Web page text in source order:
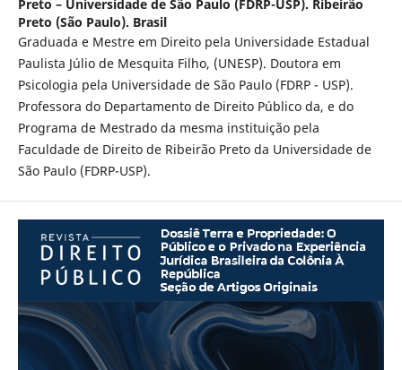
Preto – Universidade de São Paulo (FDRP-USP). Ribeirão
Preto (São Paulo). Brasil
Graduada e Mestre em Direito pela Universidade Estadual
Paulista Júlio de Mesquita Filho, (UNESP). Doutora em
Psicologia pela Universidade de São Paulo (FDRP - USP).
Professora do Departamento de Direito Público da, e do
Programa de Mestrado da mesma instituição pela
Faculdade de Direito de Ribeirão Preto da Universidade de
São Paulo (FDRP-USP).